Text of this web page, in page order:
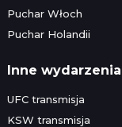
Puchar Włoch
Puchar Holandii
Inne wydarzenia
UFC transmisja
KSW transmisja